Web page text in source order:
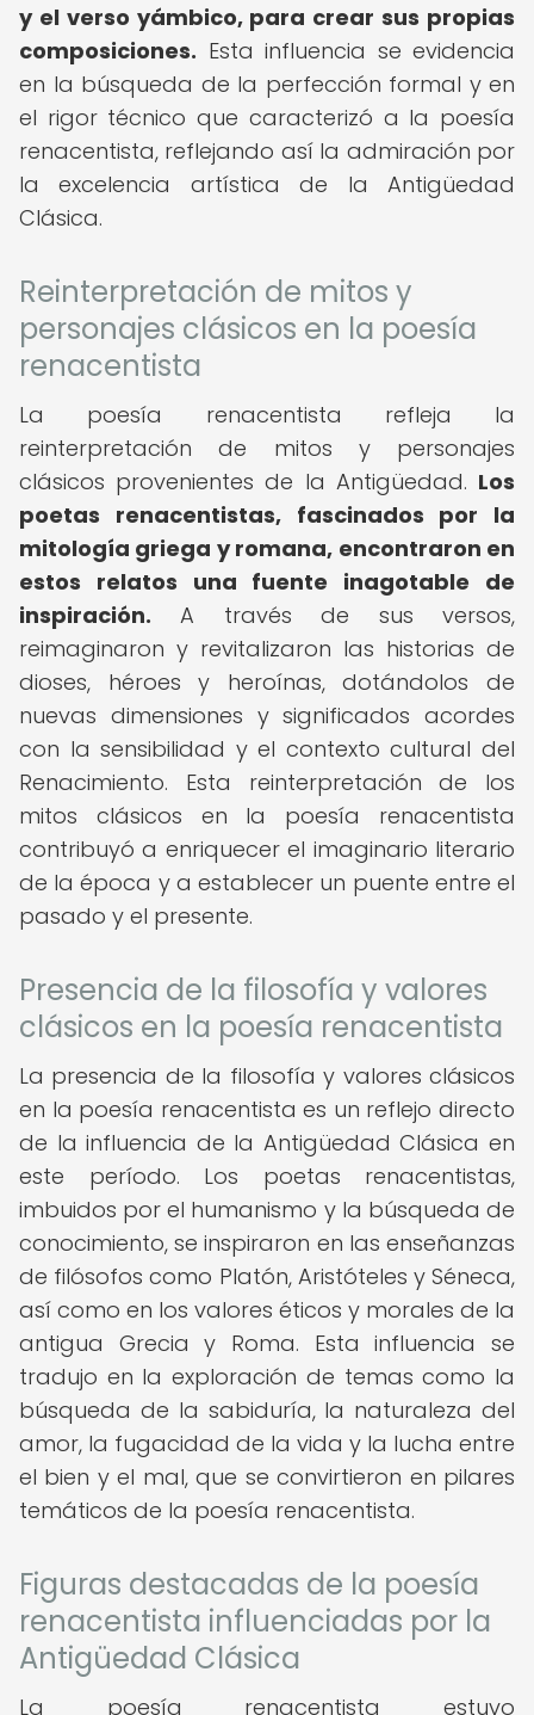
y el verso yámbico, para crear sus propias
composiciones. Esta influencia se evidencia
en la búsqueda de la perfección formal y en
el rigor técnico que caracterizó a la poesía
renacentista, reflejando así la admiración por
la excelencia artística de la Antigüedad
Clásica.
Reinterpretación de mitos y
personajes clásicos en la poesía
renacentista
La poesía renacentista refleja la
reinterpretación de mitos y personajes
clásicos provenientes de la Antigüedad. Los
poetas renacentistas, fascinados por la
mitología griega y romana, encontraron en
estos relatos una fuente inagotable de
inspiración. A través de sus versos,
reimaginaron y revitalizaron las historias de
dioses, héroes y heroínas, dotándolos de
nuevas dimensiones y significados acordes
con la sensibilidad y el contexto cultural del
Renacimiento. Esta reinterpretación de los
mitos clásicos en la poesía renacentista
contribuyó a enriquecer el imaginario literario
de la época y a establecer un puente entre el
pasado y el presente.
Presencia de la filosofía y valores
clásicos en la poesía renacentista
La presencia de la filosofía y valores clásicos
en la poesía renacentista es un reflejo directo
de la influencia de la Antigüedad Clásica en
este período. Los poetas renacentistas,
imbuidos por el humanismo y la búsqueda de
conocimiento, se inspiraron en las enseñanzas
de filósofos como Platón, Aristóteles y Séneca,
así como en los valores éticos y morales de la
antigua Grecia y Roma. Esta influencia se
tradujo en la exploración de temas como la
búsqueda de la sabiduría, la naturaleza del
amor, la fugacidad de la vida y la lucha entre
el bien y el mal, que se convirtieron en pilares
temáticos de la poesía renacentista.
Figuras destacadas de la poesía
renacentista influenciadas por la
Antigüedad Clásica
La poesía renacentista estuvo